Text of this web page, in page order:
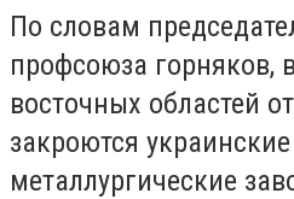
По словам
профсоюза горняков,
восточных областей
закроются
металлургические